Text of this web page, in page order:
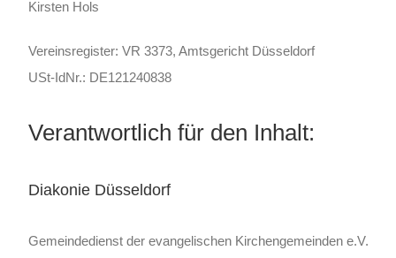
Kirsten Hols
Vereinsregister: VR 3373, Amtsgericht Düsseldorf
USt-IdNr.: DE121240838
Verantwortlich für den Inhalt:
Diakonie Düsseldorf
Gemeindedienst der evangelischen Kirchengemeinden e.V.